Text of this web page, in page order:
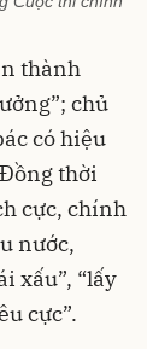
thành
chủ
có hiệu
thời
cực, chính
nước,
xấu”, “lấy
cực”.